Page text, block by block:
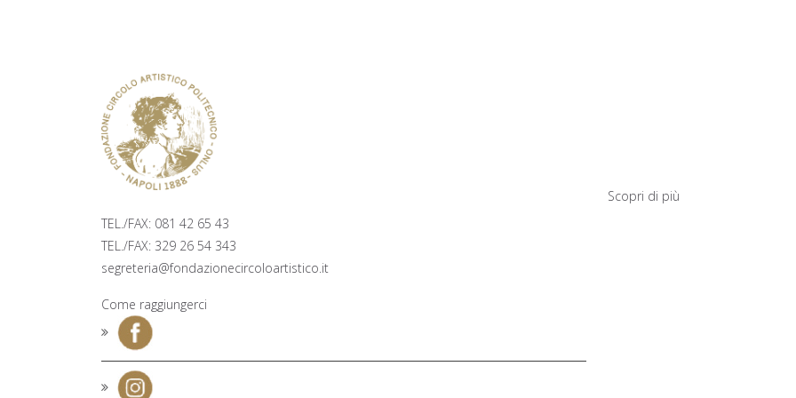
TEL./FAX: 081 42 65 43
TEL./FAX: 329 26 54 343
segreteria@fondazionecircoloartistico.it
Come raggiungerci
Scopri di più